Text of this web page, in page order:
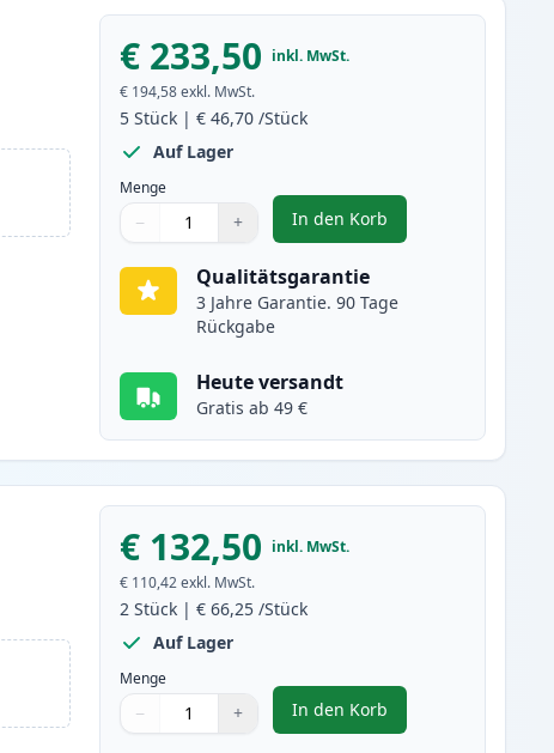
€ 233,50 inkl. MwSt.
€ 194,58 exkl. MwSt.
5 Stück |€ 46,70 /Stück
Auf Lager
Menge
Menge
Verwenden Sie die Tasten, um anzupassen
− +
Menge 1
In den Korb
, 5 stück Canon CRG
Qualitätsgarantie
3 Jahre Garantie. 90 Tage
Rückgabe
Heute versandt
Gratis ab 49 €
€ 132,50 inkl. MwSt.
€ 110,42 exkl. MwSt.
2 Stück |€ 66,25 /Stück
Auf Lager
Menge
Menge
Verwenden Sie die Tasten, um anzupassen
− +
Menge 1
In den Korb
, 2 stück Canon CRG 719